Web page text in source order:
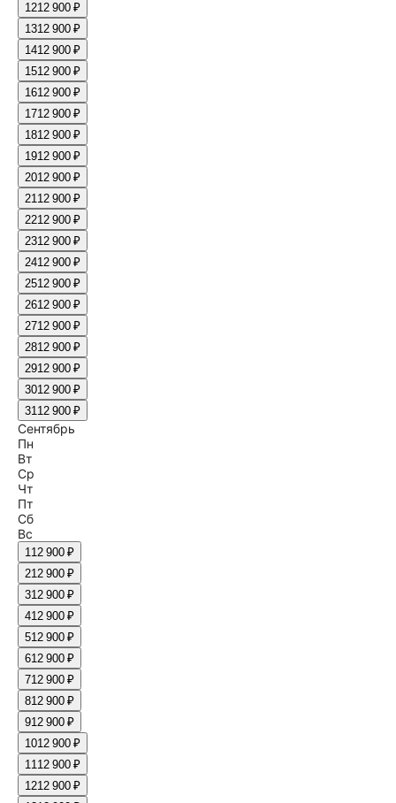
1212 900 ₽
1312 900 ₽
1412 900 ₽
1512 900 ₽
1612 900 ₽
1712 900 ₽
1812 900 ₽
1912 900 ₽
2012 900 ₽
2112 900 ₽
2212 900 ₽
2312 900 ₽
2412 900 ₽
2512 900 ₽
2612 900 ₽
2712 900 ₽
2812 900 ₽
2912 900 ₽
3012 900 ₽
3112 900 ₽
Сентябрь
Пн
Вт
Ср
Чт
Пт
Сб
Вс
112 900 ₽
212 900 ₽
312 900 ₽
412 900 ₽
512 900 ₽
612 900 ₽
712 900 ₽
812 900 ₽
912 900 ₽
1012 900 ₽
1112 900 ₽
1212 900 ₽